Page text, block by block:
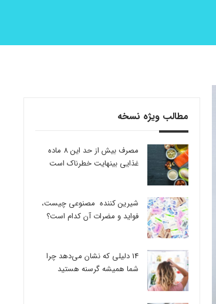
مطالب ویژه نسخه
مصرف بیش از حد این 8 ماده
غذایی بینهایت خطرناک است
شیرین کننده مصنوعی چیست،
فواید و مضرات آن کدام است؟
14 دلیلی که نشان می‌دهد چرا
شما همیشه گرسنه هستید